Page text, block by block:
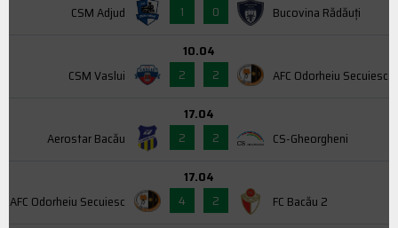
CSM Adjud
1
0 Bucovina Rădăuți
CSM Vaslui
10.04
2
2 AFC Odorheiu Secuiesc
Aerostar Bacău
17.04
2
2 CS-Gheorgheni
AFC Odorheiu Secuiesc
17.04
4
2 FC Bacău 2